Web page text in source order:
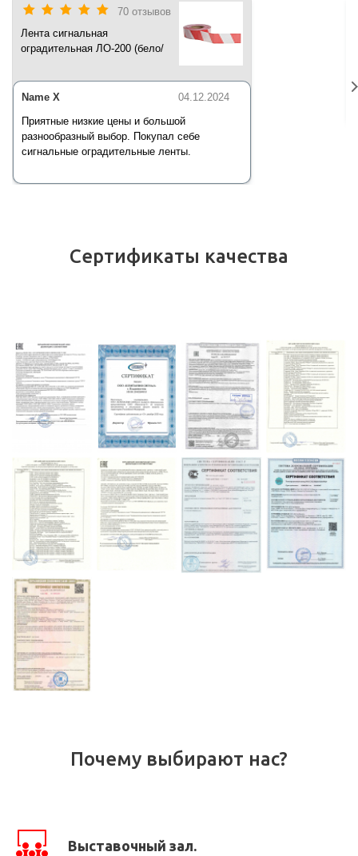
70 отзывов
Лента сигнальная
оградительная ЛО-200 (бело/
04.12.2024
Name X
Приятные низкие цены и большой
разнообразный выбор. Покупал себе
сигнальные оградительные ленты.
Сертификаты качества
Почему выбирают нас?
Выставочный зал.